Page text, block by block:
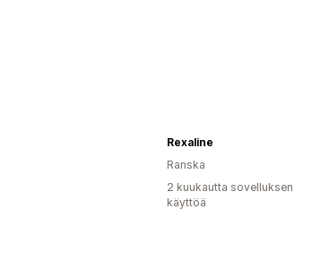
Rexaline
Ranska
2 kuukautta sovelluksen
käyttöä